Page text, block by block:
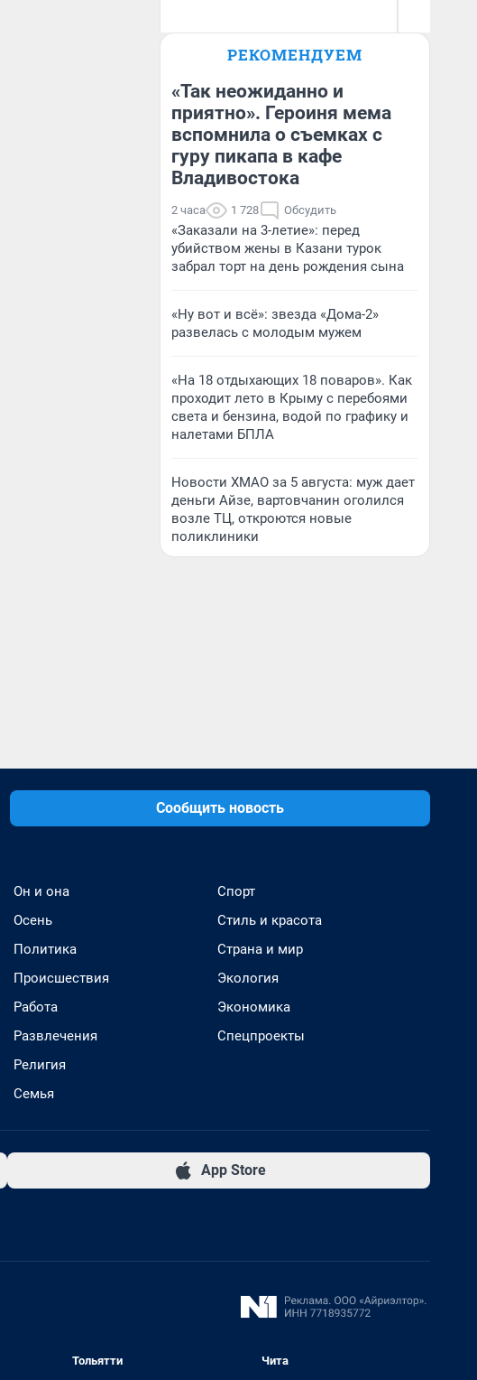
Дмитрий Алексеев
РЕКОМЕНДУЕМ
«Так неожиданно и
приятно». Героиня мема
вспомнила о съемках с
гуру пикапа в кафе
Владивостока
2 часа 1 728 Обсудить
«Заказали на 3-летие»: перед
убийством жены в Казани турок
забрал торт на день рождения сына
«Ну вот и всё»: звезда «Дома-2»
развелась с молодым мужем
«На 18 отдыхающих 18 поваров». Как
проходит лето в Крыму с перебоями
света и бензина, водой по графику и
налетами БПЛА
Новости ХМАО за 5 августа: муж дает
деньги Айзе, вартовчанин оголился
возле ТЦ, откроются новые
поликлиники
Сообщить новость
Он и она
Осень
Политика
Происшествия
Работа
Развлечения
Религия
Семья
Спорт
Стиль и красота
Страна и мир
Экология
Экономика
Спецпроекты
App Store
Тольятти
Чита